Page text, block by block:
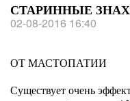
СТАРИННЫЕ
02-08-2016 16:40
ОТ МАСТОПАТИИ
Существует очень